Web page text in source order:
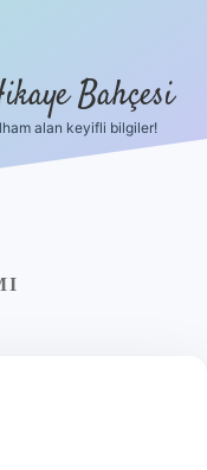
Bahçesi
alan keyifli bilgiler!